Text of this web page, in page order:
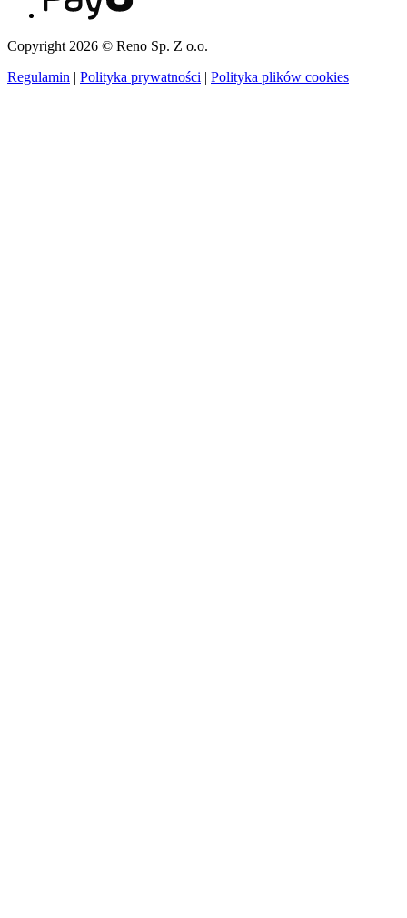
Copyright 2026 © Reno Sp. Z o.o.
Regulamin | Polityka prywatności | Polityka plików cookies